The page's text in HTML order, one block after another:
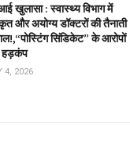
खुलासा : स्वास्थ्य विभाग में
और अयोग्य डॉक्टरों की तैनाती
सिंडिकेट” के आरोपों
हड़कंप
4, 2026